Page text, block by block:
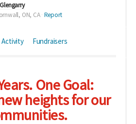
ON, CA Report
Activity Fundraisers
One Goal:
heights for our